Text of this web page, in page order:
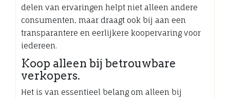
delen van ervaringen helpt niet alleen andere
consumenten, maar draagt ook bij aan een
transparantere en eerlijkere koopervaring voor
iedereen.
Koop alleen bij betrouwbare
verkopers.
Het is van essentieel belang om alleen bij